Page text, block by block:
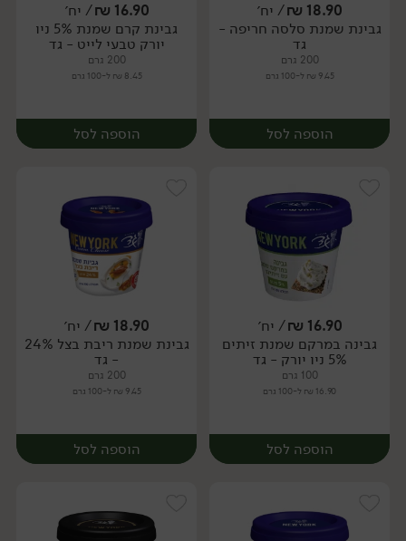
יח׳ יח׳
18.90
₪/ יח׳
גבינת שמנת סלסה חריפה -
גד
200 גרם
9.45 ₪ ל-100 גרם
הוספה לסל
יח׳
16.90
₪/ יח׳
גבינת קרם שמנת 5% ניו
יורק טבעי לייט - גד
200 גרם
8.45 ₪ ל-100 גרם
הוספה לסל
יח׳
16.90
₪/ יח׳
גבינה במרקם שמנת זיתים
5% ניו יורק - גד
100 גרם
16.90 ₪ ל-100 גרם
הוספה לסל
18.90
₪/ יח׳
גבינת שמנת ריבת בצל 24%
- גד
200 גרם
9.45 ₪ ל-100 גרם
הוספה לסל